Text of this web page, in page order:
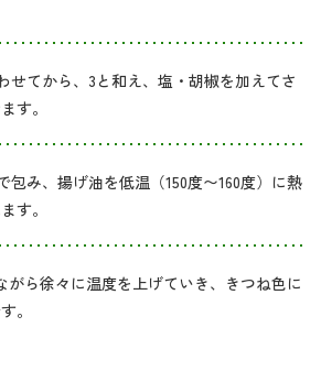
せてから、3と和え、塩・胡椒を加えてさ
す。
包み、揚げ油を低温（150度〜160度）に熱
す。
がら徐々に温度を上げていき、きつね色に
。